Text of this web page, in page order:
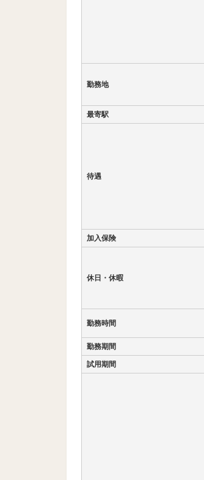
勤務地
最寄駅
待遇
加入保険
休日・休暇
勤務時間
勤務期間
試用期間